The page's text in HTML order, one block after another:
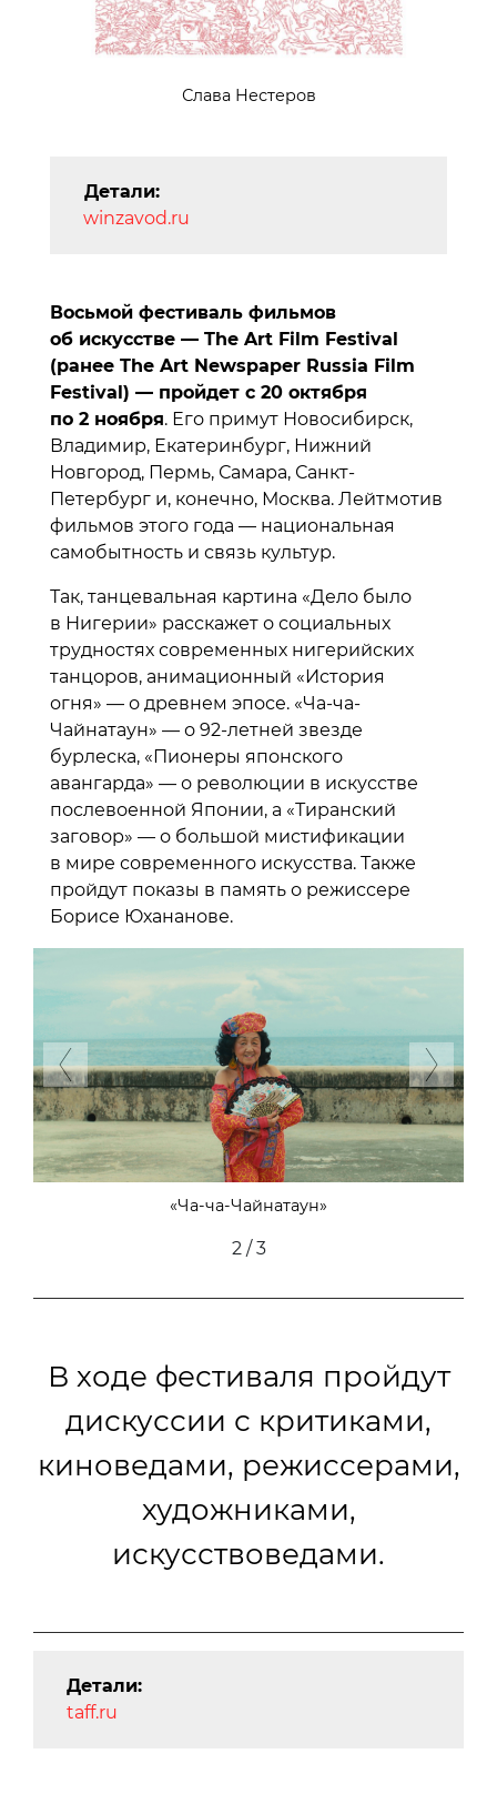
Слава Нестеров
Детали:
winzavod.ru
Восьмой фестиваль фильмов
об искусстве — The Art Film Festival
(ранее The Art Newspaper Russia Film
Festival) — пройдет с 20 октября
по 2 ноября. Его примут Новосибирск,
Владимир, Екатеринбург, Нижний
Новгород, Пермь, Самара, Санкт-
Петербург и, конечно, Москва. Лейтмотив
фильмов этого года — национальная
самобытность и связь культур.
Так, танцевальная картина «Дело было
в Нигерии» расскажет о социальных
трудностях современных нигерийских
танцоров, анимационный «История
огня» — о древнем эпосе. «Ча-ча-
Чайнатаун» — о 92-летней звезде
бурлеска, «Пионеры японского
авангарда» — о революции в искусстве
послевоенной Японии, а «Тиранский
заговор» — о большой мистификации
в мире современного искусства. Также
пройдут показы в память о режиссере
Борисе Юхананове.
«Ча-ча-Чайнатаун»
Previous
2 / 3
В ходе фестиваля пройдут
дискуссии с критиками,
киноведами, режиссерами,
художниками,
искусствоведами.
Детали:
taff.ru